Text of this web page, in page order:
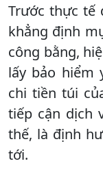
Trước thực tế
khẳng định
công bằng,
lấy bảo hiểm
chi tiền túi
tiếp cận dịch
thế, là định
tới.